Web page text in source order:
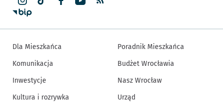
Dla Mieszkańca
Komunikacja
Inwestycje
Kultura i rozrywka
Poradnik Mieszkańca
Budżet Wrocławia
Nasz Wrocław
Urząd